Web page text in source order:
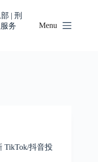
| 刑
务
Menu
TikTok/抖音投